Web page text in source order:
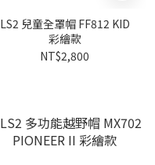
LS2 兒童全罩帽 FF812 KID
彩繪款
NT$2,800